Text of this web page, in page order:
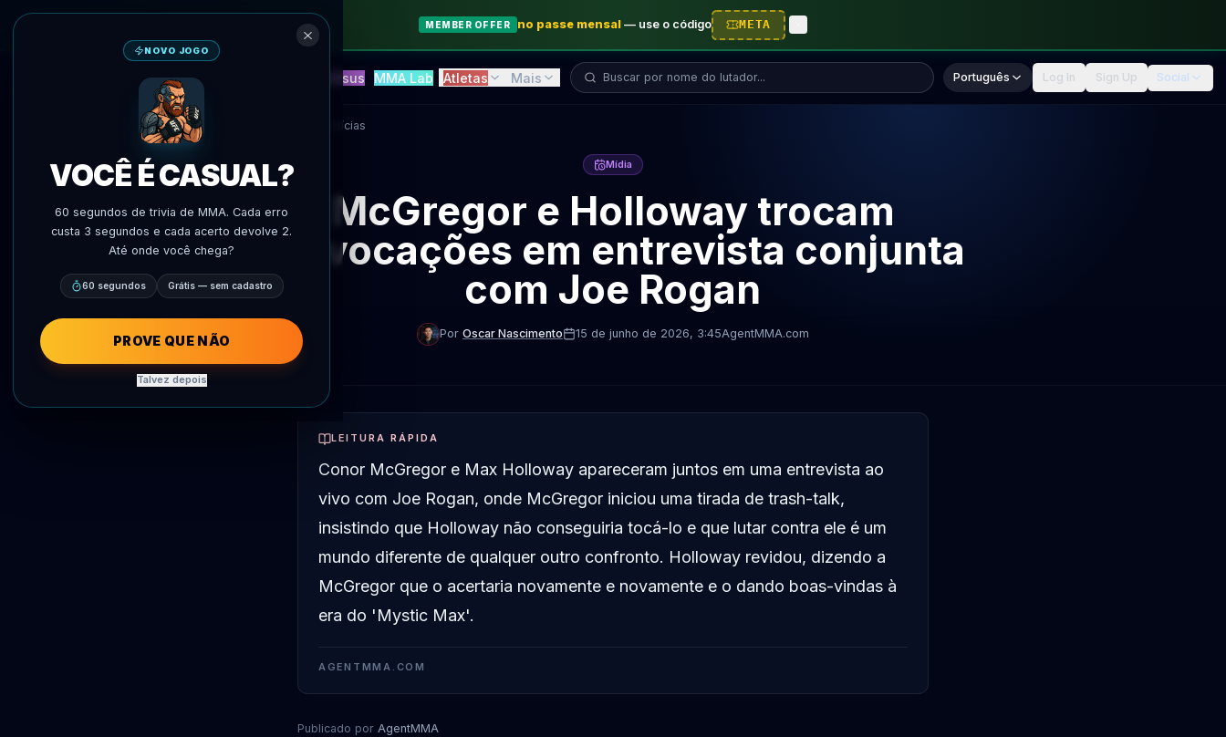
MEMBER OFFER no passe mensal— use o código META
Previsoes IA Blitz Eventos Versus MMA Lab Atletas Mais Buscar lutador... Português Log In Sign Up Social
Voltar às notícias
Mídia
McGregor e Holloway trocam
provocações em entrevista conjunta
com Joe Rogan
Por Oscar Nascimento 15 de junho de 2026, 3:45AgentMMA.com
LEITURA RÁPIDA
Conor McGregor e Max Holloway apareceram juntos em uma entrevista ao
vivo com Joe Rogan, onde McGregor iniciou uma tirada de trash-talk,
insistindo que Holloway não conseguiria tocá-lo e que lutar contra ele é um
mundo diferente de qualquer outro confronto. Holloway revidou, dizendo a
McGregor que o acertaria novamente e novamente e o dando boas-vindas à
era do 'Mystic Max'.
AGENTMMA.COM
Publicado por AgentMMA
NOVO JOGO
VOCÊ É CASUAL?
60 segundos de trivia de MMA. Cada erro
custa 3 segundos e cada acerto devolve 2.
Até onde você chega?
60 segundos Grátis — sem cadastro
PROVE QUE NÃO
Talvez depois